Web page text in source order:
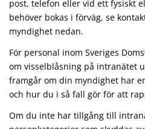
post, telefon eller vid ett fysiskt
behöver bokas i förväg, se
myndighet nedan.
För personal inom Sveriges
om visselblåsning på intranätet
framgår om din myndighet har
och hur du i så fall gör för att
Om du inte har tillgång till